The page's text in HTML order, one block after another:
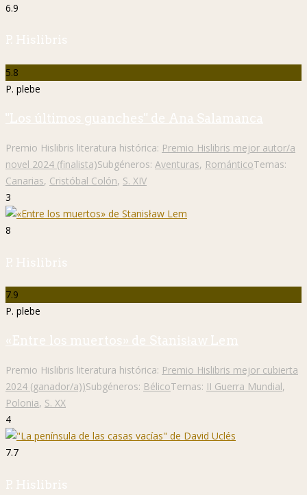
6.9
P. Hislibris
5.8
P. plebe
"Los últimos guanches" de Ana Salamanca
Premio Hislibris literatura histórica: Premio Hislibris mejor autor/a
novel 2024 (finalista)Subgéneros: Aventuras, RománticoTemas:
Canarias, Cristóbal Colón, S. XIV
3
8
P. Hislibris
7.9
P. plebe
«Entre los muertos» de Stanisław Lem
Premio Hislibris literatura histórica: Premio Hislibris mejor cubierta
2024 (ganador/a))Subgéneros: BélicoTemas: II Guerra Mundial,
Polonia, S. XX
4
7.7
P. Hislibris